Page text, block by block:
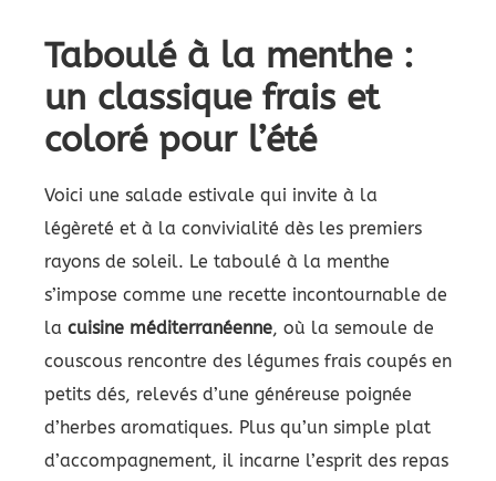
Taboulé à la menthe :
un classique frais et
coloré pour l’été
Voici une salade estivale qui invite à la
légèreté et à la convivialité dès les premiers
rayons de soleil. Le taboulé à la menthe
s’impose comme une recette incontournable de
la cuisine méditerranéenne, où la semoule de
couscous rencontre des légumes frais coupés en
petits dés, relevés d’une généreuse poignée
d’herbes aromatiques. Plus qu’un simple plat
d’accompagnement, il incarne l’esprit des repas